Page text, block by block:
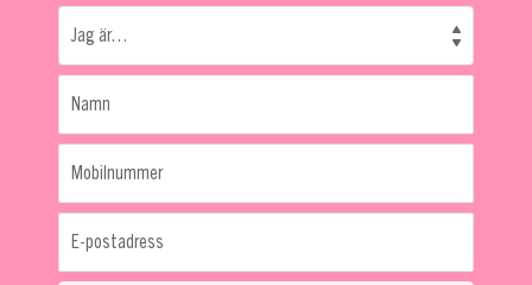
Jag är…
Namn
Mobilnummer
E-postadress